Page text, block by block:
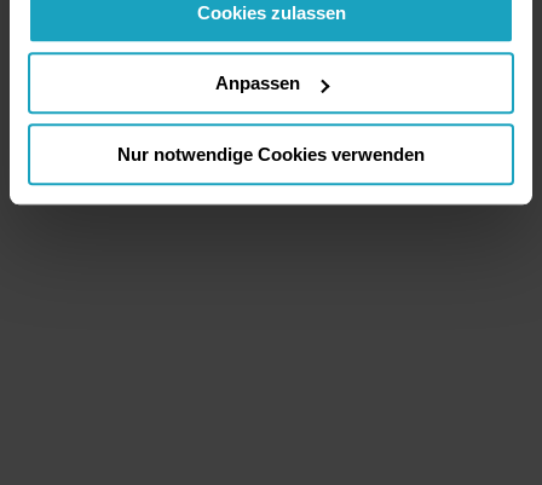
Cookies, wenn Sie unsere Webseite weiterhin nutzen.
Cookies zulassen
Anpassen
Nur notwendige Cookies verwenden